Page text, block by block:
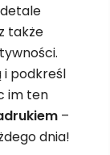
także
i podkreśl
im ten
–
dnia!